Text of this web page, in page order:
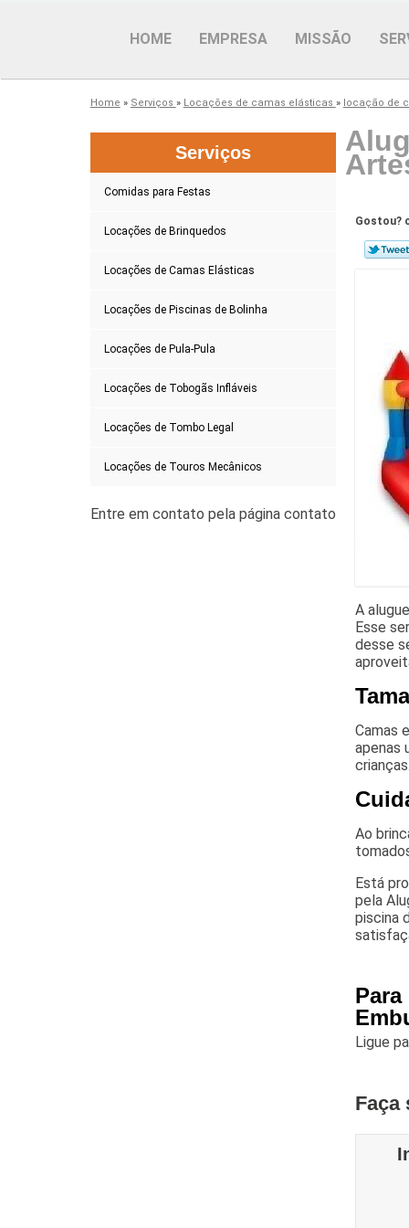
HOME EMPRESA MISSÃO
Home » Serviços » Locações de camas elásticas » locação de
Serviços
Comidas para Festas
Locações de Brinquedos
Locações de Camas Elásticas
Locações de Piscinas de Bolinha
Locações de Pula-Pula
Locações de Tobogãs Infláveis
Locações de Tombo Legal
Locações de Touros Mecânicos
Gostou?
A
Esse
desse
Camas
apenas
Ao
Está
pela
piscina
Ligue
Faça